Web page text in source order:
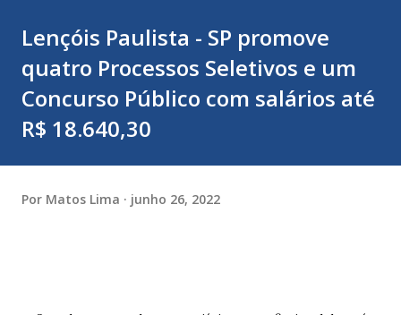
Lençóis Paulista - SP promove
quatro Processos Seletivos e um
Concurso Público com salários até
R$ 18.640,30
Por Matos Lima junho 26, 2022